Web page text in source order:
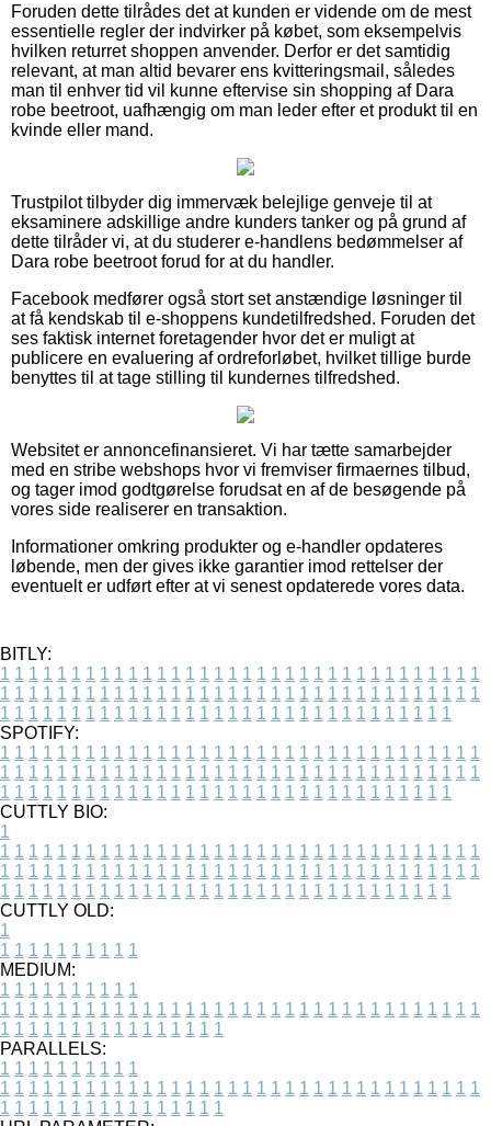
Foruden dette tilrådes det at kunden er vidende om de mest
essentielle regler der indvirker på købet, som eksempelvis
hvilken returret shoppen anvender. Derfor er det samtidig
relevant, at man altid bevarer ens kvitteringsmail, således
man til enhver tid vil kunne eftervise sin shopping af Dara
robe beetroot, uafhængig om man leder efter et produkt til en
kvinde eller mand.
Trustpilot tilbyder dig immervæk belejlige genveje til at
eksaminere adskillige andre kunders tanker og på grund af
dette tilråder vi, at du studerer e-handlens bedømmelser af
Dara robe beetroot forud for at du handler.
Facebook medfører også stort set anstændige løsninger til
at få kendskab til e-shoppens kundetilfredshed. Foruden det
ses faktisk internet foretagender hvor det er muligt at
publicere en evaluering af ordreforløbet, hvilket tillige burde
benyttes til at tage stilling til kundernes tilfredshed.
Websitet er annoncefinansieret. Vi har tætte samarbejder
med en stribe webshops hvor vi fremviser firmaernes tilbud,
og tager imod godtgørelse forudsat en af de besøgende på
vores side realiserer en transaktion.
Informationer omkring produkter og e-handler opdateres
løbende, men der gives ikke garantier imod rettelser der
eventuelt er udført efter at vi senest opdaterede vores data.
BITLY:
1 1 1 1 1 1 1 1 1 1 1 1 1 1 1 1 1 1 1 1 1 1 1 1 1 1 1 1 1 1 1 1 1 1
1 1 1 1 1 1 1 1 1 1 1 1 1 1 1 1 1 1 1 1 1 1 1 1 1 1 1 1 1 1 1 1 1 1
1 1 1 1 1 1 1 1 1 1 1 1 1 1 1 1 1 1 1 1 1 1 1 1 1 1 1 1 1 1 1 1
SPOTIFY:
1 1 1 1 1 1 1 1 1 1 1 1 1 1 1 1 1 1 1 1 1 1 1 1 1 1 1 1 1 1 1 1 1 1
1 1 1 1 1 1 1 1 1 1 1 1 1 1 1 1 1 1 1 1 1 1 1 1 1 1 1 1 1 1 1 1 1 1
1 1 1 1 1 1 1 1 1 1 1 1 1 1 1 1 1 1 1 1 1 1 1 1 1 1 1 1 1 1 1 1
CUTTLY BIO:
1
1 1 1 1 1 1 1 1 1 1 1 1 1 1 1 1 1 1 1 1 1 1 1 1 1 1 1 1 1 1 1 1 1 1
1 1 1 1 1 1 1 1 1 1 1 1 1 1 1 1 1 1 1 1 1 1 1 1 1 1 1 1 1 1 1 1 1 1
1 1 1 1 1 1 1 1 1 1 1 1 1 1 1 1 1 1 1 1 1 1 1 1 1 1 1 1 1 1 1 1
CUTTLY OLD:
1
1 1 1 1 1 1 1 1 1 1
MEDIUM:
1 1 1 1 1 1 1 1 1 1
1 1 1 1 1 1 1 1 1 1 1 1 1 1 1 1 1 1 1 1 1 1 1 1 1 1 1 1 1 1 1 1 1 1
1 1 1 1 1 1 1 1 1 1 1 1 1 1 1 1
PARALLELS:
1 1 1 1 1 1 1 1 1 1
1 1 1 1 1 1 1 1 1 1 1 1 1 1 1 1 1 1 1 1 1 1 1 1 1 1 1 1 1 1 1 1 1 1
1 1 1 1 1 1 1 1 1 1 1 1 1 1 1 1